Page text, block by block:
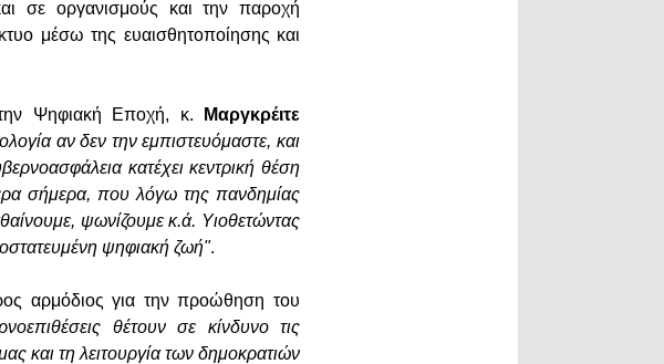
σε οργανισμούς και την παροχή
μέσω της ευαισθητοποίησης και
Ψηφιακή Εποχή, κ.
Μαργκρέιτε
αν δεν την εμπιστευόμαστε, και
κατέχει κεντρική θέση
σήμερα, που λόγω της πανδημίας
ψωνίζουμε κ.ά. Υιοθετώντας
ψηφιακή ζωή".
αρμόδιος για την προώθηση του
θέτουν σε κίνδυνο τις
και τη λειτουργία των δημοκρατιών